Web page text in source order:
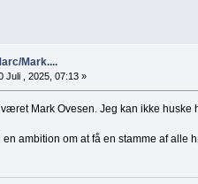
Mark....
Juli , 2025, 07:13 »
Mark Ovesen. Jeg kan ikke huske
en ambition om at få en stamme af alle